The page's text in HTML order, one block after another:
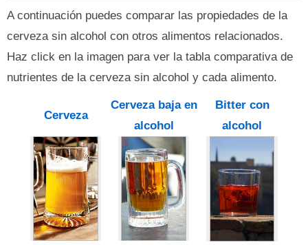
A continuación puedes comparar las propiedades de la
cerveza sin alcohol con otros alimentos relacionados.
Haz click en la imagen para ver la tabla comparativa de
nutrientes de la cerveza sin alcohol y cada alimento.
Cerveza
Cerveza baja en
alcohol
Bitter con
alcohol